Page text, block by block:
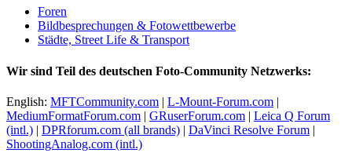
Foren
Bildbesprechungen & Fotowettbewerbe
Städte, Street Life & Transport
Wir sind Teil des deutschen Foto-Community Netzwerks:
English: MFTCommunity.com | L-Mount-Forum.com |
MediumFormatForum.com | GRuserForum.com | Leica Q Forum
(intl.) | DPRforum.com (all brands) | DaVinci Resolve Forum |
ShootingAnalog.com (intl.)